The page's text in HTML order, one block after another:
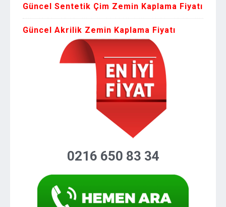
Güncel Sentetik Çim Zemin Kaplama Fiyatı
Güncel Akrilik Zemin Kaplama Fiyatı
0216 650 83 34